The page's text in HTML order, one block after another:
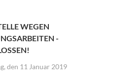
WEGEN
-
den 11 Januar 2019